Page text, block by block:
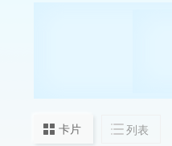
卡片 列表